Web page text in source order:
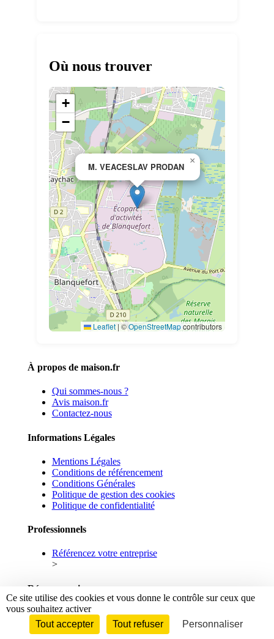
Où nous trouver
M. VEACESLAV PRODAN
×
+
−
Leaflet | ©OpenStreetMapcontributors
À propos de maison.fr
Qui sommes-nous ?
Avis maison.fr
Contactez-nous
Informations Légales
Mentions Légales
Conditions de référencement
Conditions Générales
Politique de gestion des cookies
Politique de confidentialité
Professionnels
Référencez votre entreprise
>
Réseaux sociaux
Facebook
Linkedin
Ce site utilise des cookies et vous donne le contrôle sur ceux que
vous souhaitez activer
Tout accepter
Tout refuser
Personnaliser